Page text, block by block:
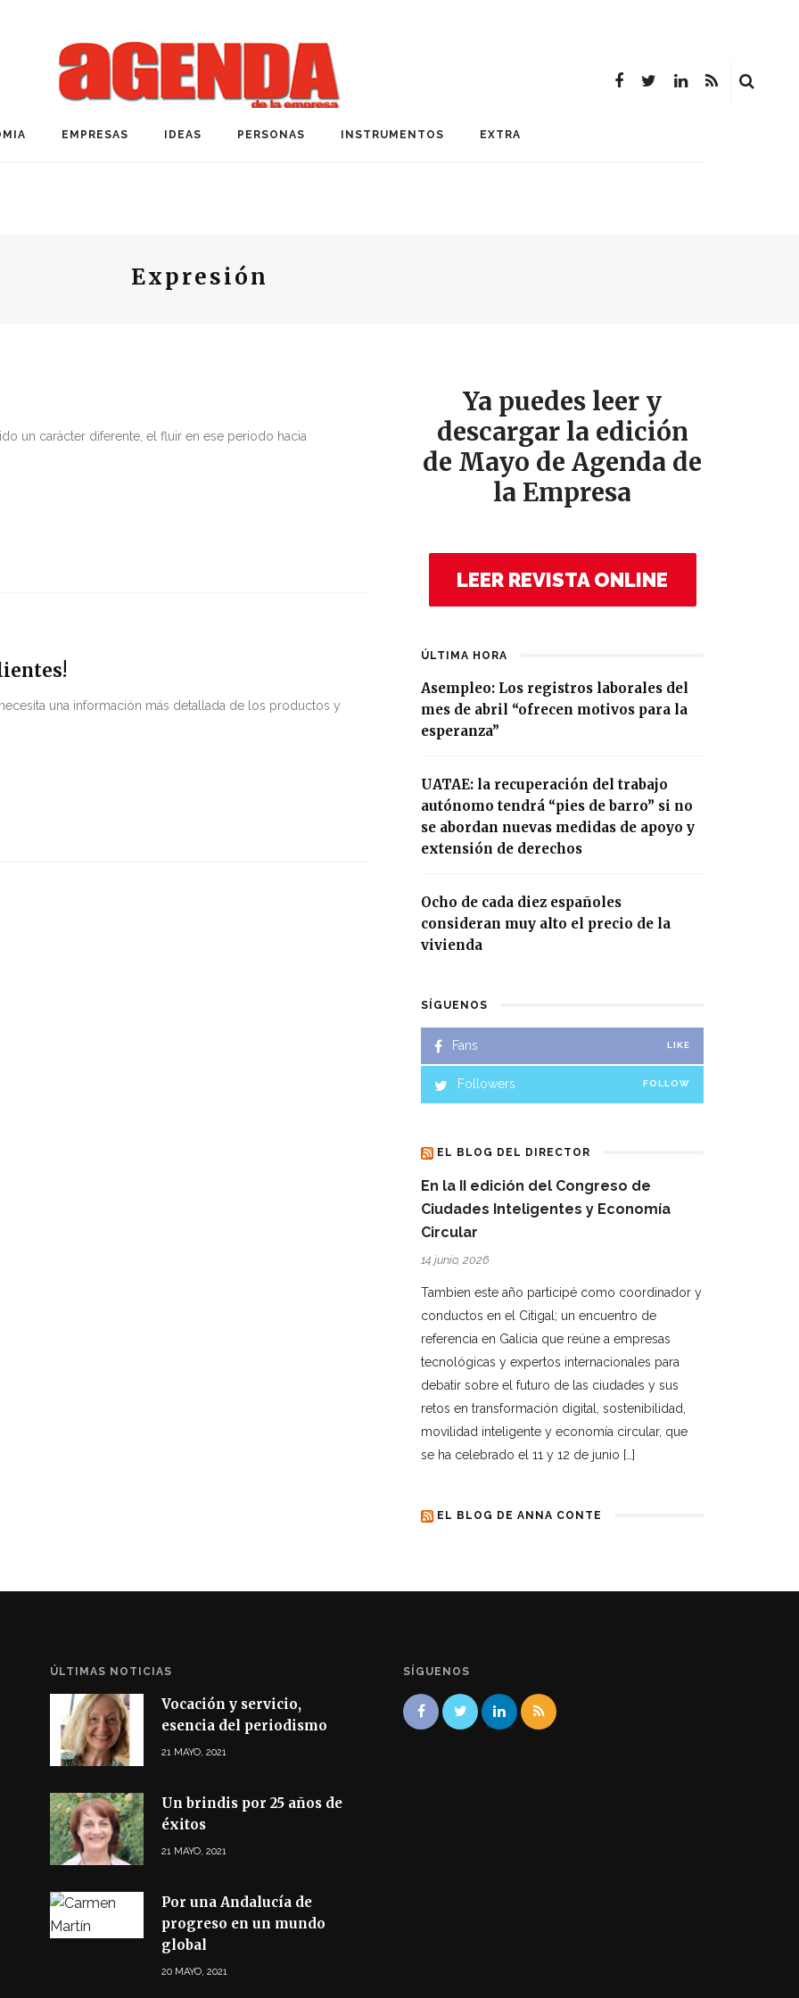
EMPRESAS IDEAS PERSONAS INSTRUMENTOS EXTRA
Expresión
un carácter diferente, el fluir en ese periodo hacia
una información más detallada de los productos y
Ya puedes leer y
descargar la edición
de Mayo de Agenda de
la Empresa
LEER REVISTA ONLINE
ÚLTIMA HORA
Asempleo: Los registros laborales del
mes de abril “ofrecen motivos para la
esperanza”
UATAE: la recuperación del trabajo
autónomo tendrá “pies de barro” si no
se abordan nuevas medidas de apoyo y
extensión de derechos
Ocho de cada diez españoles
consideran muy alto el precio de la
vivienda
SÍGUENOS
Fans LIKE
Followers FOLLOW
EL BLOG DEL DIRECTOR
En la II edición del Congreso de
Ciudades Inteligentes y Economía
Circular
14 junio, 2026
Tambien este año participé como coordinador y
conductos en el Citigal; un encuentro de
referencia en Galicia que reúne a empresas
tecnológicas y expertos internacionales para
debatir sobre el futuro de las ciudades y sus
retos en transformación digital, sostenibilidad,
movilidad inteligente y economía circular, que
se ha celebrado el 11 y 12 de junio […]
EL BLOG DE ANNA CONTE
ÚLTIMAS NOTICIAS
Vocación y servicio,
esencia del periodismo
21 MAYO, 2021
Un brindis por 25 años de
éxitos
21 MAYO, 2021
Por una Andalucía de
progreso en un mundo
global
20 MAYO, 2021
SÍGUENOS